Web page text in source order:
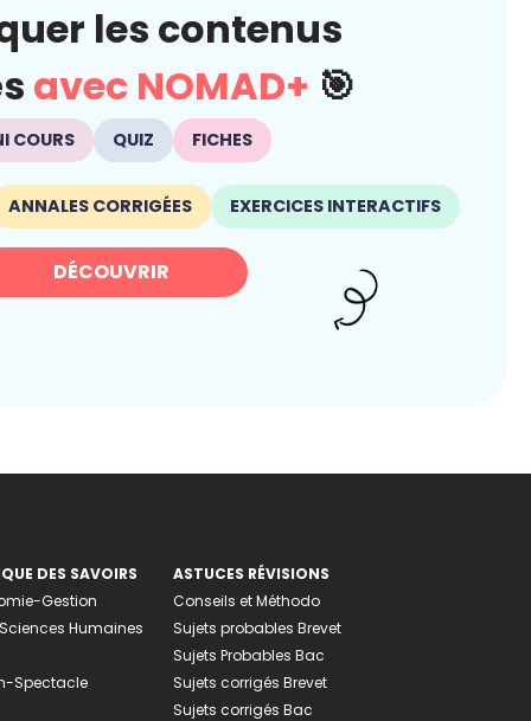
les contenus
avec NOMAD+ 🎯
COURS QUIZ FICHES
ANNALES CORRIGÉES EXERCICES INTERACTIFS
DÉCOUVRIR
DES SAVOIRS
Gestion
Humaines
Spectacle
ASTUCES RÉVISIONS
Conseils et Méthodo
Sujets probables Brevet
Sujets Probables Bac
Sujets corrigés Brevet
Sujets corrigés Bac